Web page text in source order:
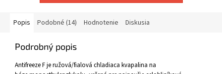
Popis Podobné (14) Hodnotenie Diskusia
Podrobný popis
Antifreeze F je ružová/fialová chladiaca kvapalina na